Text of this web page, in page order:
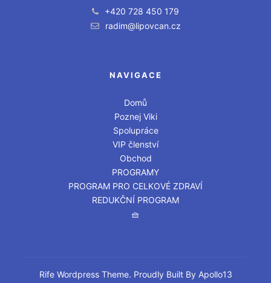
+420 728 450 179
radim@lipovcan.cz
NAVIGACE
Domů
Poznej Viki
Spolupráce
VIP členství
Obchod
PROGRAMY
PROGRAM PRO CELKOVÉ ZDRAVÍ
REDUKČNÍ PROGRAM
🧺
RifeWordpress Theme. Proudly Built By Apollo13